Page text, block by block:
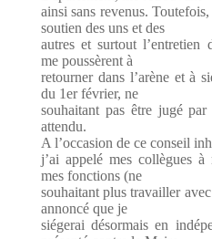
ainsi sans revenus.
soutien des uns et des
autres et surtout l’entretien
me poussèrent à
retourner dans l’arène et à
du 1er février, ne
souhaitant pas être jugé
attendu.
A l’occasion de ce conseil
j’ai appelé mes collègues
mes fonctions (ne
souhaitant plus travailler
annoncé que je
siégerai désormais en